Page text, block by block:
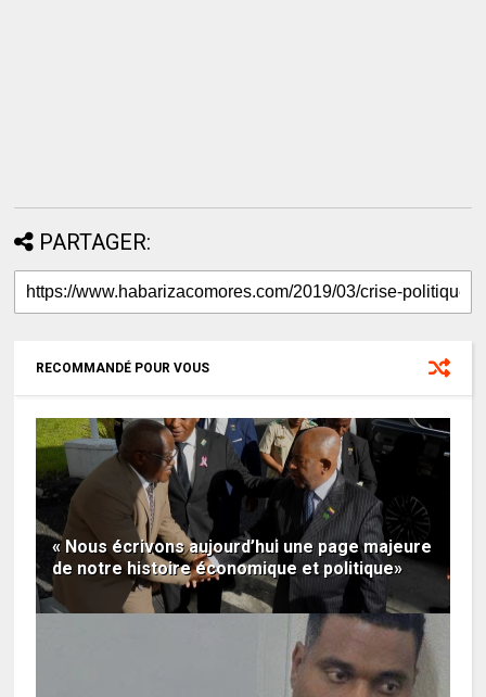
PARTAGER:
RECOMMANDÉ POUR VOUS
« Nous écrivons aujourd’hui une page majeure
de notre histoire économique et politique»